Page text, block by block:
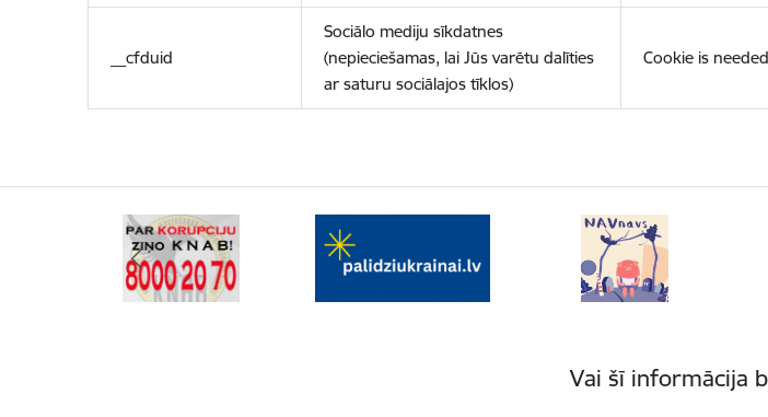
__cfduid
Sociālo mediju sīkdatnes
(nepieciešamas, lai Jūs varētu dalīties
ar saturu sociālajos tīklos)
Cookie is
Vai šī informācija